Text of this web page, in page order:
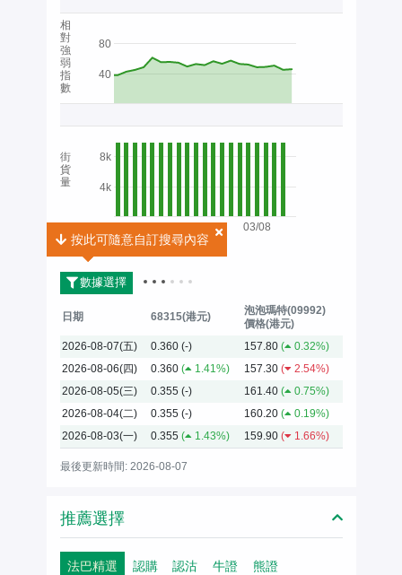
03/08
40
80
4k
8k
2026
相
對
強
弱
指
數
街
貨
量
數據選擇
按此可隨意自訂搜尋內容
按此可隨意自訂搜尋內容
日期 68315(港元)
泡泡瑪特(09992)
價格(港元)
2026-08-07(五)
0.360 (-) 157.80 (
0.32%)
2026-08-06(四)
0.360 ( 1.41%) 157.30 (
2.54%)
2026-08-05(三)
0.355 (-) 161.40 (
0.75%)
2026-08-04(二)
0.355 (-) 160.20 (
0.19%)
2026-08-03(一)
0.355 ( 1.43%) 159.90 ( 1.66%)
最後更新時間: 2026-08-07
推薦選擇
法巴精選 認購 認沽 牛證 熊證